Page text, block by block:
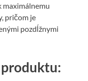
maximálnemu
pričom je
pozdĺžnymi